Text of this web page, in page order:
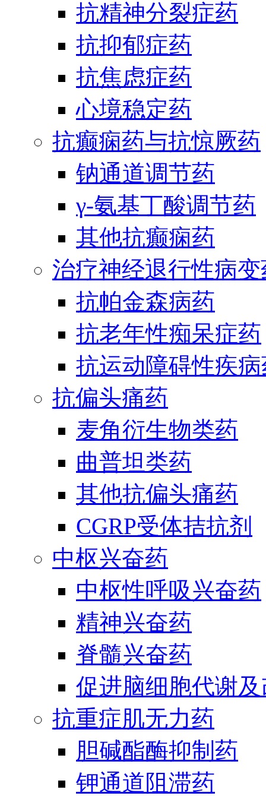
抗精神分裂症药
抗抑郁症药
抗焦虑症药
心境稳定药
抗癫痫药与抗惊厥药
钠通道调节药
γ-氨基丁酸调节药
其他抗癫痫药
治疗神经退行性病
抗帕金森病药
抗老年性痴呆症药
抗运动障碍性疾
抗偏头痛药
麦角衍生物类药
曲普坦类药
其他抗偏头痛药
CGRP受体拮抗剂
中枢兴奋药
中枢性呼吸兴奋药
精神兴奋药
脊髓兴奋药
促进脑细胞代谢
抗重症肌无力药
胆碱酯酶抑制药
钾通道阻滞药